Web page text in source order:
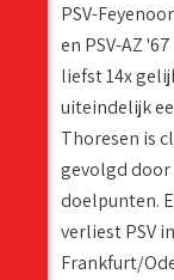
PSV-
en PSV-AZ
liefst 14x
uiteindelijk
Thoresen is
gevolgd
doelpunten.
verliest PSV
Frankfurt/